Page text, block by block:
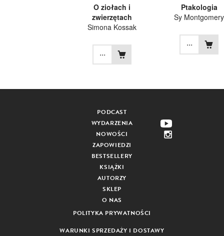
O ziołach i
zwierzętach
Simona Kossak
...
Ptakologia
Sy Montgomery
...
PODCAST
WYDARZENIA
NOWOŚCI
ZAPOWIEDZI
BESTSELLERY
KSIĄŻKI
AUTORZY
SKLEP
O NAS
POLITYKA PRYWATNOŚCI
WARUNKI SPRZEDAŻY I DOSTAWY